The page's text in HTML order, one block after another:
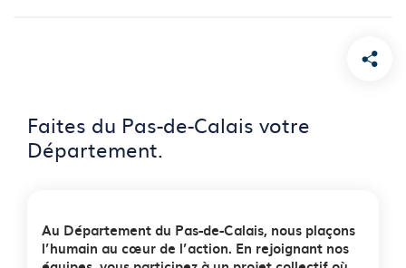
Faites du Pas-de-Calais votre
Département.
Au Département du Pas-de-Calais, nous plaçons
l’humain au cœur de l’action. En rejoignant nos